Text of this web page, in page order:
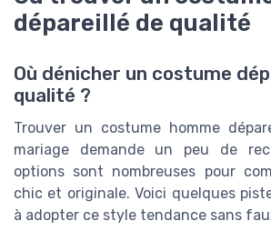
dépareillé de qualité
Où dénicher un costume
qualité ?
Trouver un costume homme
mariage demande un peu de
options sont nombreuses pour
chic et originale. Voici quelques
à adopter ce style tendance sans